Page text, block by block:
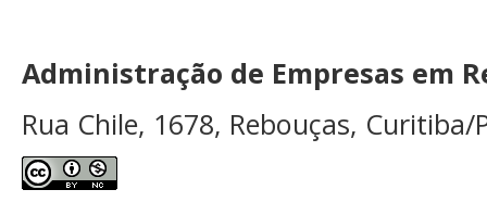
Administração de Empresas em
Rua Chile, 1678, Rebouças, Curitiba/